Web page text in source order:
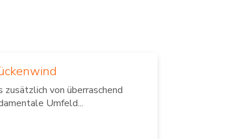
von überraschend
Umfeld...